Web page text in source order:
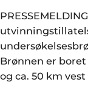
Karriere
Om oss
Vår
Brønnen er boret
og ca. 50 km